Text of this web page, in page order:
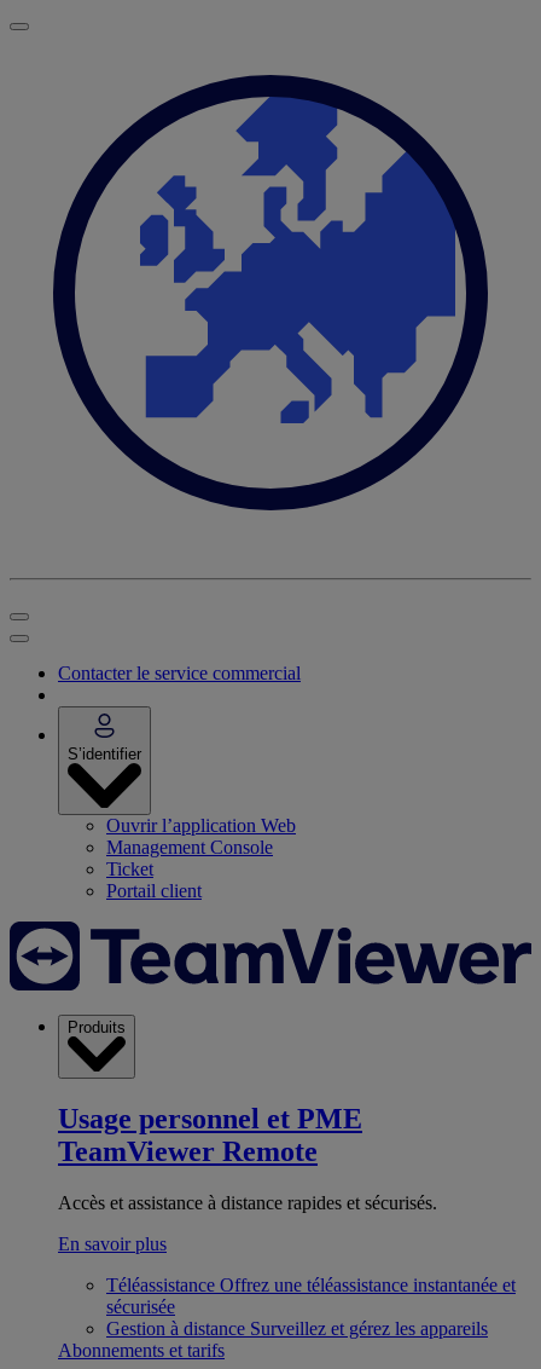
Contacter le service commercial
S’identifier
Ouvrir l’application Web
Management Console
Ticket
Portail client
Produits
Usage personnel et PME
TeamViewer Remote
Accès et assistance à distance rapides et sécurisés.
En savoir plus
Téléassistance Offrez une téléassistance instantanée et
sécurisée
Gestion à distance Surveillez et gérez les appareils
Abonnements et tarifs